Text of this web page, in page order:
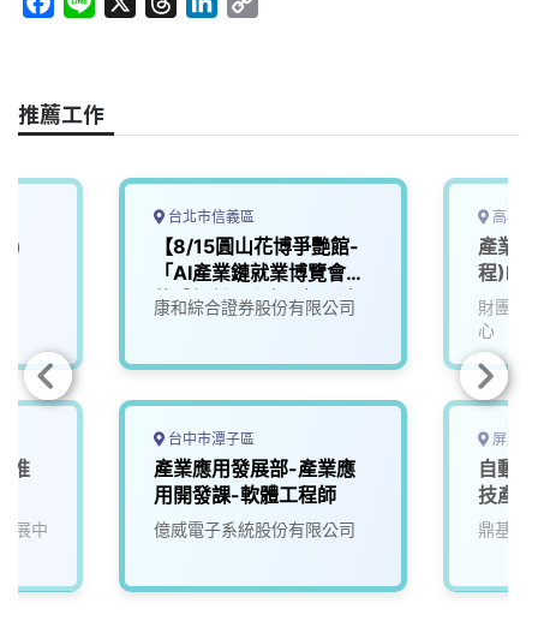
e
b
o
a
s
e
I
n
L
n
推薦工作
)
推
展中
台北市信義區
【8/15圓山花博爭艷館-
「AI產業鏈就業博覽會」
軟體設計工程師(應用科)
康和綜合證券股份有限公司
台中市潭子區
產業應用發展部-產業應
用開發課-軟體工程師
億威電子系統股份有限公司
高雄
產業
程)F7
財團法
心
屏東
自動
技產
鼎基先